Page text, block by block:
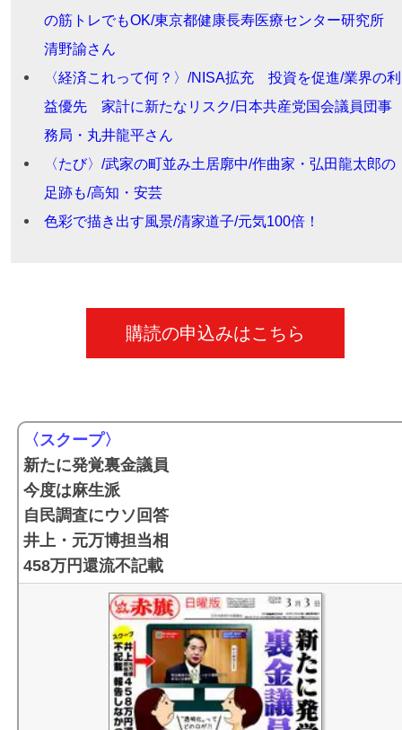
の筋トレでもOK/東京都健康長寿医療センター研究所
清野諭さん
〈経済これって何？〉/NISA拡充 投資を促進/業界の利
益優先 家計に新たなリスク/日本共産党国会議員団事
務局・丸井龍平さん
〈たび〉/武家の町並み土居廓中/作曲家・弘田龍太郎の
足跡も/高知・安芸
色彩で描き出す風景/清家道子/元気100倍！
バラバラ時々ファミる
竹馬先生の一歩一歩
「ファーブル昆虫記」の世界
ほどほどぐらし
おしゃれノート
めざせ眠りの達人
世界くらしダイアリー
スマホはじめの一歩
やくみつるの小言・大言
俳優 竹下景子さん 2025年11月02日号
俳優 川栄李奈さん 2025年10月05日号
俳優 市毛良枝さん 2025年09月28日号
俳優 北村匠海さん 2025年09月21日号
俳優 伊藤沙莉さん 2025年09月14日号
俳優 山西惇さん 2025年09月07日号
五輪メダリスト 有森裕子さん 2025年08月31日号
女流棋士 清水市代さん 2025年08月24日号
俳優 上川隆也さん 2025年08月17日号
俳優 戸田恵子さん 2025年08月03日号
俳優 鹿賀丈史さん 2025年07月27日号
９５万円 （２０２４年０６月２３日号） PDF
（２０２４年０１月２１日号） PDF
能登半島地震 きびしい避難生活 命守るために （２０
４年０１月２１日号） PDF
【全文公開③】◎スクープ不当鑑定疑惑／大阪カジノ、
導で安値に用地鑑定／鑑定依頼前に“予定額” （２０２２
１月２７日号）
【全文公開②】◎カジノ用地不正値引き疑惑／大阪市“賃
増額”とウソ／契約内容は安値固定／宮本岳志議員が日曜
示し追及 （２０２２年１１月０６日号）
【全文公開①】◎大阪維新市政に新疑惑／カジノ用地賃
購読の申込みはこちら
〈スクープ〉
新たに発覚裏金議員
今度は麻生派
自民調査にウソ回答
井上・元万博担当相
458万円還流不記載